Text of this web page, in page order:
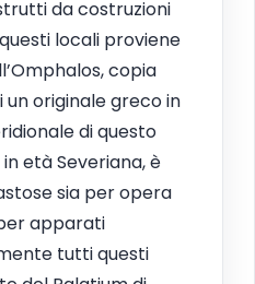
da costruzioni
locali proviene
copia
originale greco in
di questo
età Severiana, è
sia per opera
apparati
tutti questi